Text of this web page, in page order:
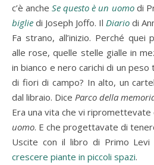
c’è ancheSe questo è un uomo di
biglie di Joseph Joffo. Il Diario di
Fa strano, all’inizio. Perché quei
alle rose, quelle stelle gialle in
in bianco e nero carichi di un peso
di fiori di campo? In alto, un
dal libraio. Dice Parco della
Era una vita che vi ripromettevate
uomo. E che progettavate di
Uscite con il libro di Primo
crescere piante in piccoli spazi.